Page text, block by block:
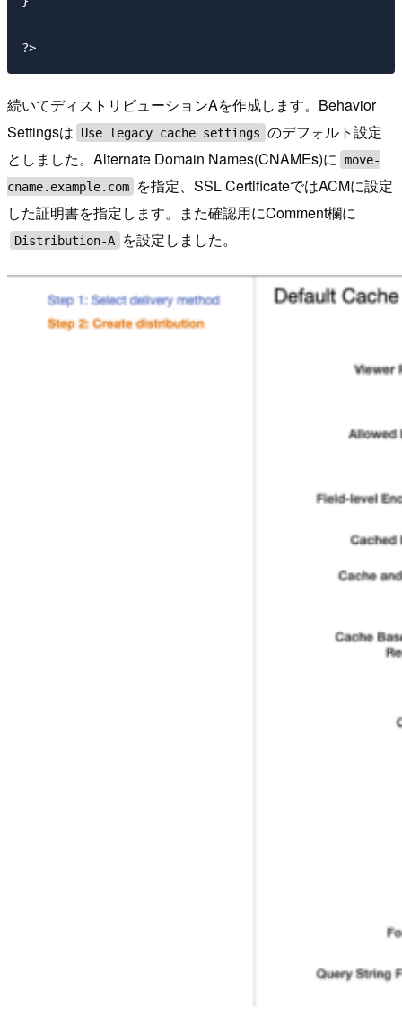
続いてディストリビューションAを作成します。Behavior
Settingsは
Use legacy cache settings のデフォルト設定
としました。Alternate Domain Names(CNAMEs)に move-
cname.example.com
を指定、SSL CertificateではACMに設定
した証明書を指定します。また確認用にComment欄に
Distribution-A を設定しました。